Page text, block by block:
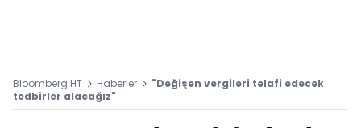
Bloomberg HT Haberler
"Değişen vergileri telafi edecek
tedbirler alacağız"